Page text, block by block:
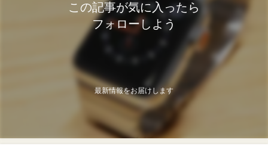
この記事が気に入ったら
フォローしよう
最新情報をお届けします